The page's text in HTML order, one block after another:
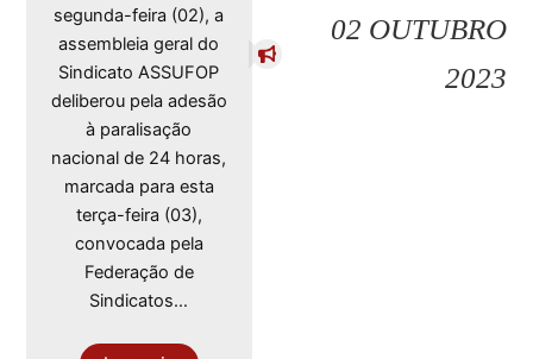
segunda-feira (02), a
assembleia geral do
Sindicato ASSUFOP
deliberou pela adesão
à paralisação
nacional de 24 horas,
marcada para esta
terça-feira (03),
convocada pela
Federação de
Sindicatos…
02 OUTUBRO
2023